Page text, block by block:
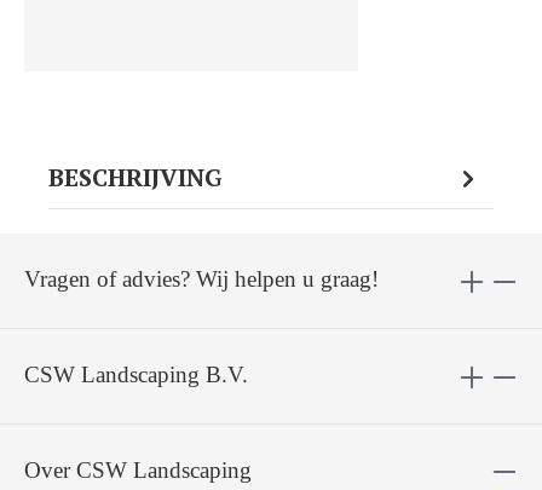
BESCHRIJVING
CSW Landscaping B.V.
Vragen of advies? Wij helpen u graag!
Over CSW Landscaping